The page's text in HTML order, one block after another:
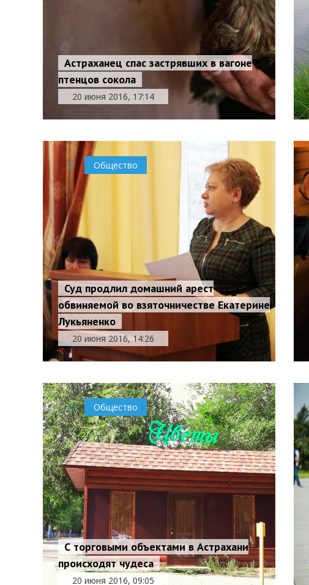
Астраханец спас застрявших в вагоне
птенцов сокола
20 июня 2016, 17:14
0 Общество
Суд продлил домашний арест
обвиняемой во взяточничестве Екатерине
Лукьяненко
20 июня 2016, 14:26
0 Общество
С торговыми объектами в Астрахани
происходят чудеса
20 июня 2016, 09:05